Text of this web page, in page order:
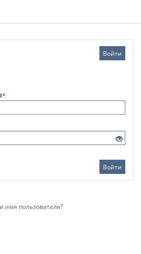
Войти
*
Войти
имя пользователя?